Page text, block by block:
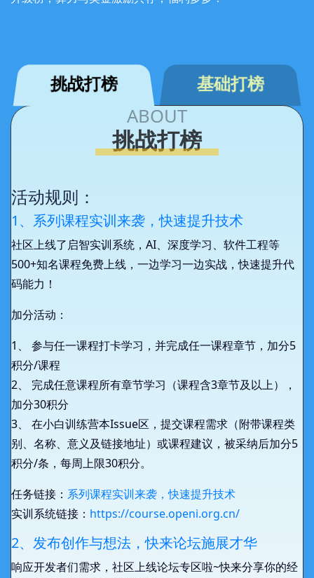
基础打榜能手
xuf01 基础打榜能手
ytk_sky 基础打榜能手
fgh 基础打榜能手
agd 基础打榜能手
yangc14 基础打榜能手
chenzhiyong1
基础打榜能手
yangxzh1
基础打榜能手
yangb02
基础打榜能手
挑战打榜 基础打榜
ABOUT
挑战打榜
活动规则：
1、系列课程实训来袭，快速提升技术
社区上线了启智实训系统，AI、深度学习、软件工程等
500+知名课程免费上线，一边学习一边实战，快速提升代
码能力！
加分活动：
1、 参与任一课程打卡学习，并完成任一课程章节，加分5
积分/课程
2、 完成任意课程所有章节学习（课程含3章节及以上），
加分30积分
3、 在小白训练营本Issue区，提交课程需求（附带课程类
别、名称、意义及链接地址）或课程建议，被采纳后加分5
积分/条，每周上限30积分。
任务链接： 系列课程实训来袭，快速提升技术
实训系统链接： https://course.openi.org.cn/
2、发布创作与想法，快来论坛施展才华
响应开发者们需求，社区上线论坛专区啦~快来分享你的经